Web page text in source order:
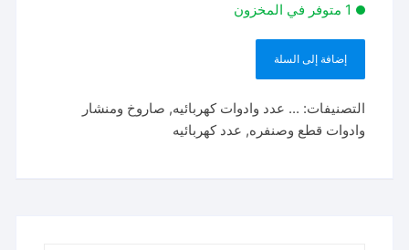
1 متوفر في المخزون
كمية
تولز
منشار
إضافة إلى السلة
التصنيفات: ... عدد وادوات كهربائيه, صاروخ ومنشار
وادوات قطع وصنفره, عدد كهربائيه